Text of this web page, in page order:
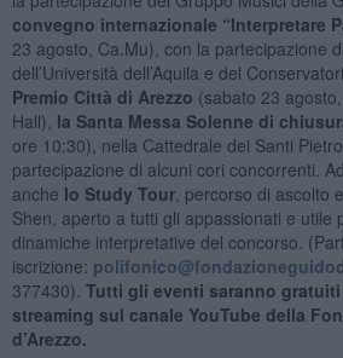
convegno internazionale “Interpretare
23 agosto, Ca.Mu), con la partecipazione
dell’Università dell’Aquila e del
Premio Città di Arezzo (sabato 23
Hall), la Santa Messa Solenne di
ore 10:30), nella Cattedrale dei Santi
partecipazione di alcuni cori concorrenti.
anche lo Study Tour, percorso di ascolto
Shen, aperto a tutti gli appassionati e utile
dinamiche interpretative del concorso.
iscrizione:
377430). Tutti gli eventi saranno
streaming sul canale YouTube della
d’Arezzo.